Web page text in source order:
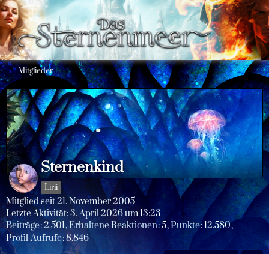
Mitglieder
Sternenkind
Lirii
Mitglied seit 21. November 2005
Letzte Aktivität:3. April 2026 um 13:23
Beiträge 2.501 Erhaltene Reaktionen 5 Punkte 12.580
Profil-Aufrufe 8.846